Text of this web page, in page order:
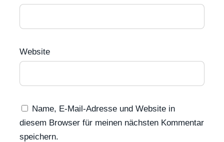
Website
Name, E-Mail-Adresse und Website in
diesem Browser für meinen nächsten Kommentar
speichern.